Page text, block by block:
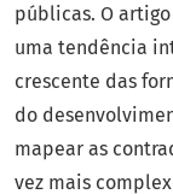
públicas. O
uma tendência
crescente das
do
mapear as
vez mais